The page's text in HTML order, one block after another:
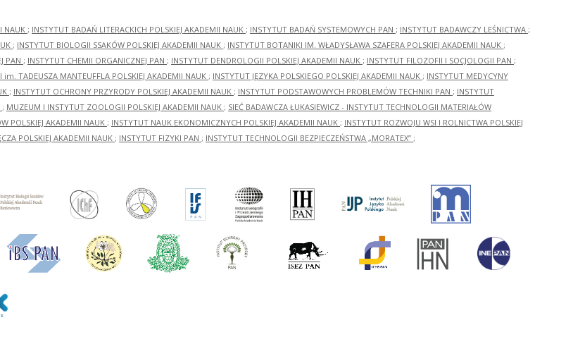
NAUK ; INSTYTUT BADAŃ LITERACKICH POLSKIEJ AKADEMII NAUK ; INSTYTUT BADAŃ SYSTEMOWYCH PAN ; INSTYTUT BADAWCZY LEŚNICTWA ;
; INSTYTUT BIOLOGII SSAKÓW POLSKIEJ AKADEMII NAUK ; INSTYTUT BOTANIKI IM. WŁADYSŁAWA SZAFERA POLSKIEJ AKADEMII NAUK ;
PAN ; INSTYTUT CHEMII ORGANICZNEJ PAN ; INSTYTUT DENDROLOGII POLSKIEJ AKADEMII NAUK ; INSTYTUT FILOZOFII I SOCJOLOGII PAN ;
im. TADEUSZA MANTEUFFLA POLSKIEJ AKADEMII NAUK ; INSTYTUT JĘZYKA POLSKIEGO POLSKIEJ AKADEMII NAUK ; INSTYTUT MEDYCYNY
; INSTYTUT OCHRONY PRZYRODY POLSKIEJ AKADEMII NAUK ; INSTYTUT PODSTAWOWYCH PROBLEMÓW TECHNIKI PAN ; INSTYTUT
; MUZEUM I INSTYTUT ZOOLOGII POLSKIEJ AKADEMII NAUK ; SIEĆ BADAWCZA ŁUKASIEWICZ - INSTYTUT TECHNOLOGII MATERIAŁÓW
POLSKIEJ AKADEMII NAUK ; INSTYTUT NAUK EKONOMICZNYCH POLSKIEJ AKADEMII NAUK ; INSTYTUT ROZWOJU WSI I ROLNICTWA POLSKIEJ
POLSKIEJ AKADEMII NAUK ; INSTYTUT FIZYKI PAN ; INSTYTUT TECHNOLOGII BEZPIECZEŃSTWA „MORATEX” ;